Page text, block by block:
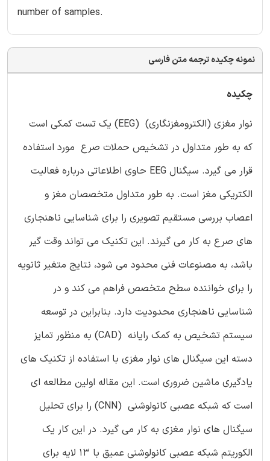
number of samples.
نمونه چکیده ترجمه متن فارسی
چکیده
نوار مغزی (الکترومغزنگاری) (EEG) یک تست کمکی است
که به طور متداول در تشخیص حملات صرع مورد استفاده
قرار می گیرد. سیگنال EEG حاوی اطلاعاتی درباره فعالیت
الکتریکی مغز است. به طور متداول متخصصان مغز و
اعصاب بررسی مستقیم تصویری را برای شناسایی ناهنجاری
های صرع به کار می گیرند. این تکنیک می تواند وقت گیر
باشد، به مصنوعات فنی محدود می شود، نتایج متغیر ثانویه
را برای خواننده سطح متخصص فراهم می کند و در
شناسایی ناهنجاری محدودیت دارد. بنابراین در توسعه
سیستم تشخیص به کمک رایانه (CAD) به منظور تمایز
دسته این سیگنال های نوار مغزی با استفاده از تکنیک های
یادگیری ماشین ضروری است. این مقاله اولین مطالعه ای
است که شبکه عصبی کانولوشنی (CNN) را برای تحلیل
سیگنال های نوار مغزی به کار می گیرد. در این کار یک
الکوریتم شبکه عصبی کانولوشنی عمیق با 13 لایه برای